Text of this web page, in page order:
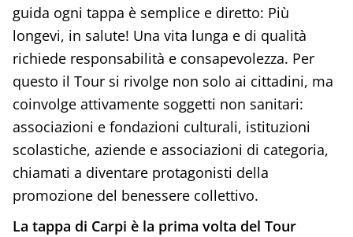
guida ogni tappa è semplice e diretto: Più
longevi, in salute! Una vita lunga e di qualità
richiede responsabilità e consapevolezza. Per
questo il Tour si rivolge non solo ai cittadini, ma
coinvolge attivamente soggetti non sanitari:
associazioni e fondazioni culturali, istituzioni
scolastiche, aziende e associazioni di categoria,
chiamati a diventare protagonisti della
promozione del benessere collettivo.
La tappa di Carpi è la prima volta del Tour